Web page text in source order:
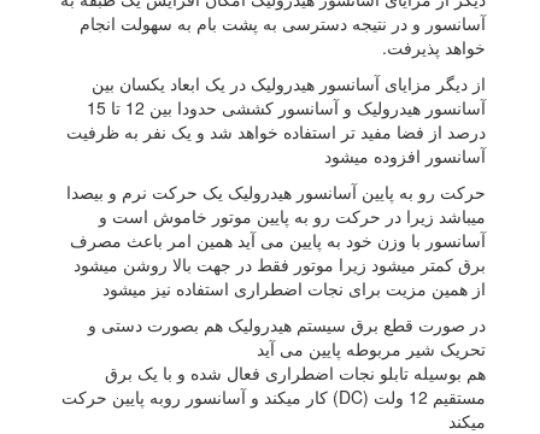
آسانسور و در نتیجه دسترسی به پشت بام به سهولت انجام
خواهد پذیرفت.
از دیگر مزایای آسانسور هیدرولیک در یک ابعاد یکسان بین
آسانسور هیدرولیک و آسانسور کششی حدودا بین 12 تا 15
درصد از فضا مفید تر استفاده خواهد شد و یک نفر به ظرفیت
آسانسور افزوده میشود
حرکت رو به پایین آسانسور هیدرولیک یک حرکت نرم و بیصدا
میباشد زیرا در حرکت رو به پایین موتور خاموش است و
آسانسور با وزن خود به پایین می آید همین امر باعث مصرف
برق کمتر میشود زیرا موتور فقط در جهت بالا روشن میشود
از همین مزیت برای نجات اضطراری استفاده نیز میشود
در صورت قطع برق سیستم هیدرولیک هم بصورت دستی و
تحریک شیر مربوطه پایین می آید
هم بوسیله تابلو نجات اضطراری فعال شده و با یک برق
مستقیم 12 ولت (DC) کار میکند و آسانسور روبه پایین حرکت
میکند